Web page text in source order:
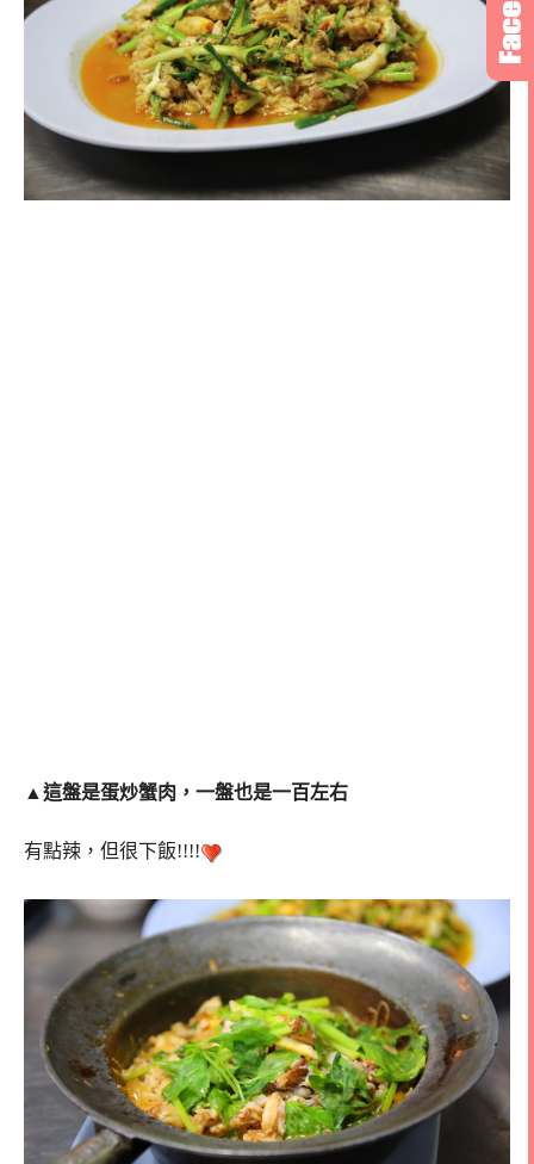
▲ 這盤是蛋炒蟹肉，一盤也是一百左右
有點辣，但很下飯!!!!